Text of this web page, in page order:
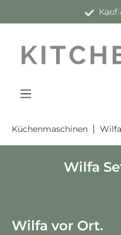
Kauf
Küchenmaschinen | Wilfa
Wilfa
Wilfa vor Ort.